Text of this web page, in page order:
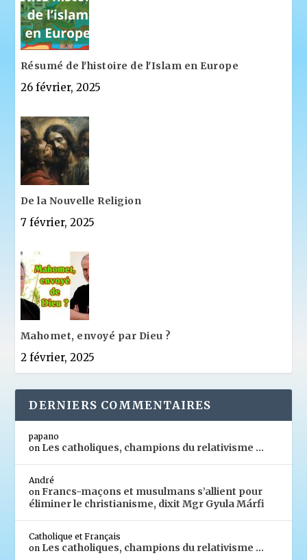
Résumé de l'histoire de l'Islam en Europe
26 février, 2025
De la Nouvelle Religion
7 février, 2025
Mahomet, envoyé par Dieu ?
2 février, 2025
DERNIERS COMMENTAIRES
papano
on Les catholiques, champions du relativisme …
André
onFrancs-maçons et musulmans s’allient pour
éliminer le christianisme, dixit Mgr Gyula Márfi
Catholique et Français
on Les catholiques, champions du relativisme …